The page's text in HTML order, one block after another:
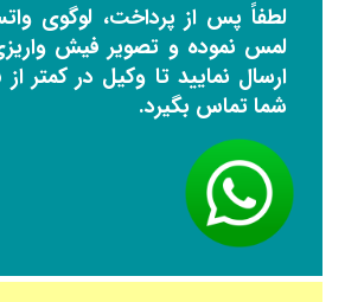
لطفاً پس از پرداخت، لوگوی
لمس نموده و تصویر فیش
شما تماس بگیرد.